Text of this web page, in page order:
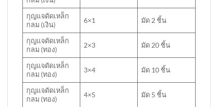
กุญแจดัดเหล็ก
กลม (เงิน)
6×1 มัด 2 ชิ้น
กุญแจดัดเหล็ก
กลม (ทอง)
2×3 มัด 20 ชิ้น
กุญแจดัดเหล็ก
กลม (ทอง)
3×4 มัด 10 ชิ้น
กุญแจดัดเหล็ก
กลม (ทอง)
4×5 มัด 5 ชิ้น